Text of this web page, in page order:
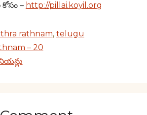
కోసం – http://pillai.koyil.org
rathnam, telugu
– 20